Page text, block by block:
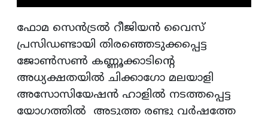
ഫോമ സെൻട്രൽ റീജിയന്‍ വൈസ്
പ്രസിഡണ്ടായി തിരഞ്ഞെടുക്കപ്പെട്ട
ജോൺസൺ കണ്ണൂക്കാടിന്റെ
അധ്യക്ഷതയിൽ ചിക്കാഗോ മലയാളി
അസോസിയേഷൻ ഹാളിൽ നടത്തപ്പെട്ട
യോഗത്തിൽ അടുത്ത രണ്ടു വർഷത്തേ